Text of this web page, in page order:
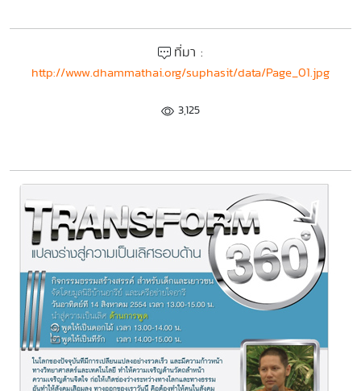
ที่มา :
http://www.dhammathai.org/suphasit/data/Page_01.jpg
3,125